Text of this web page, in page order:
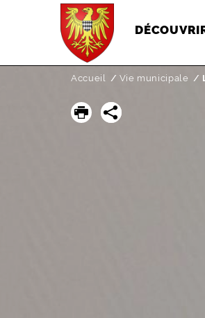
Accueil Vie municipale